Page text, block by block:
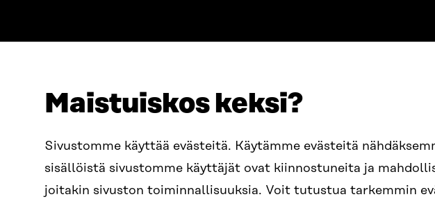
Maistuiskos keksi?
Sivustomme käyttää evästeitä. Käytämme evästeitä
sisällöistä sivustomme käyttäjät ovat kiinnostuneita ja
joitakin sivuston toiminnallisuuksia. Voit tutustua tarkemmin
Itämerenkatu 11-13, PL 160,
00181 Helsinki
Saapumisohjeet
+358 294 618 991
SÄHKÖPOSTI